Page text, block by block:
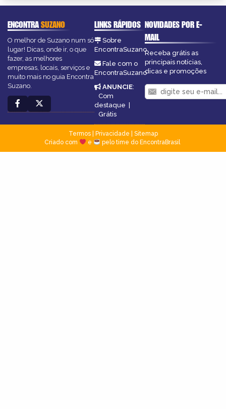
ENCONTRASUZANO
O melhor de Suzano num só
lugar! Dicas, onde ir, o que
fazer, as melhores
empresas, locais, serviços e
muito mais no guia Encontra
Suzano.
LINKS RÁPIDOS
Sobre
EncontraSuzano
Fale com o
EncontraSuzano
ANUNCIE:
Com
destaque
Grátis
NOVIDADES POR E-
MAIL
Receba grátis as
principais notícias,
dicas e promoções
Termos| Privacidade
Sitemap
Criado com
e pelo time do EncontraBrasil